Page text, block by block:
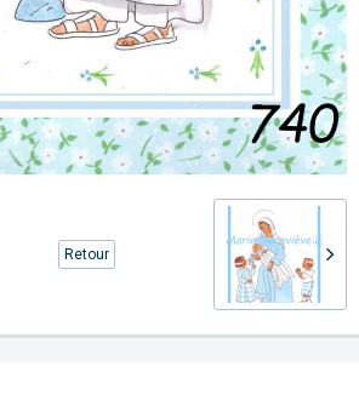
Retour